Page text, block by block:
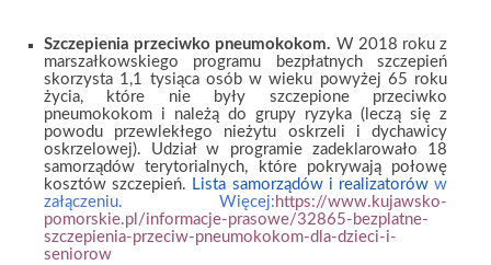
Szczepienia przeciwko pneumokokom. W 2018 roku z
marszałkowskiego programu bezpłatnych szczepień
skorzysta 1,1 tysiąca osób w wieku powyżej 65 roku
życia, które nie były szczepione przeciwko
pneumokokom i należą do grupy ryzyka (leczą się z
powodu przewlekłego nieżytu oskrzeli i dychawicy
oskrzelowej). Udział w programie zadeklarowało 18
samorządów terytorialnych, które pokrywają połowę
kosztów szczepień. Lista samorządów i realizatorów w
załączeniu. Więcej: https://www.kujawsko-
pomorskie.pl/informacje-prasowe/32865-bezplatne-
szczepienia-przeciw-pneumokokom-dla-dzieci-i-
seniorow